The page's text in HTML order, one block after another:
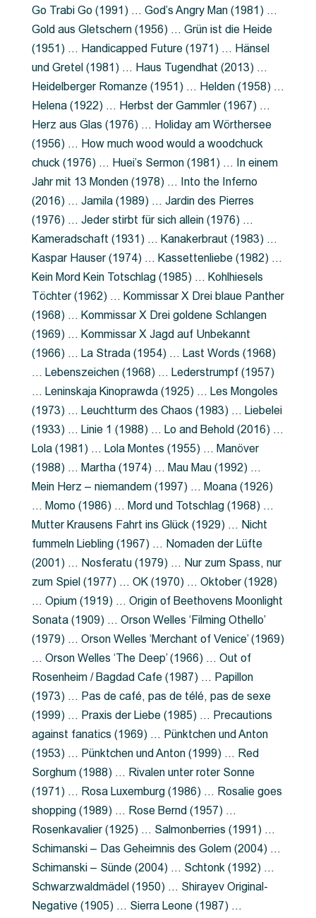
Go Trabi Go (1991) … God’s Angry Man (1981) …
Gold aus Gletschern (1956) … Grün ist die Heide
(1951) … Handicapped Future (1971) … Hänsel
und Gretel (1981) … Haus Tugendhat (2013) …
Heidelberger Romanze (1951) … Helden (1958) …
Helena (1922) … Herbst der Gammler (1967) …
Herz aus Glas (1976) … Holiday am Wörthersee
(1956) … How much wood would a woodchuck
chuck (1976) … Huei’s Sermon (1981) … In einem
Jahr mit 13 Monden (1978) … Into the Inferno
(2016) … Jamila (1989) … Jardin des Pierres
(1976) … Jeder stirbt für sich allein (1976) …
Kameradschaft (1931) … Kanakerbraut (1983) …
Kaspar Hauser (1974) … Kassettenliebe (1982) …
Kein Mord Kein Totschlag (1985) … Kohlhiesels
Töchter (1962) … Kommissar X Drei blaue Panther
(1968) … Kommissar X Drei goldene Schlangen
(1969) … Kommissar X Jagd auf Unbekannt
(1966) … La Strada (1954) … Last Words (1968)
… Lebenszeichen (1968) … Lederstrumpf (1957)
… Leninskaja Kinoprawda (1925) … Les Mongoles
(1973) … Leuchtturm des Chaos (1983) … Liebelei
(1933) … Linie 1 (1988) … Lo and Behold (2016) …
Lola (1981) … Lola Montes (1955) … Manöver
(1988) … Martha (1974) … Mau Mau (1992) …
Mein Herz – niemandem (1997) … Moana (1926)
… Momo (1986) … Mord und Totschlag (1968) …
Mutter Krausens Fahrt ins Glück (1929) … Nicht
fummeln Liebling (1967) … Nomaden der Lüfte
(2001) … Nosferatu (1979) … Nur zum Spass, nur
zum Spiel (1977) … OK (1970) … Oktober (1928)
… Opium (1919) … Origin of Beethovens Moonlight
Sonata (1909) … Orson Welles ‘Filming Othello’
(1979) … Orson Welles ‘Merchant of Venice’ (1969)
… Orson Welles ‘The Deep’ (1966) … Out of
Rosenheim / Bagdad Cafe (1987) … Papillon
(1973) … Pas de café, pas de télé, pas de sexe
(1999) … Praxis der Liebe (1985) … Precautions
against fanatics (1969) … Pünktchen und Anton
(1953) … Pünktchen und Anton (1999) … Red
Sorghum (1988) … Rivalen unter roter Sonne
(1971) … Rosa Luxemburg (1986) … Rosalie goes
shopping (1989) … Rose Bernd (1957) …
Rosenkavalier (1925) … Salmonberries (1991) …
Schimanski – Das Geheimnis des Golem (2004) …
Schimanski – Sünde (2004) … Schtonk (1992) …
Schwarzwaldmädel (1950) … Shirayev Original-
Negative (1905) … Sierra Leone (1987) …